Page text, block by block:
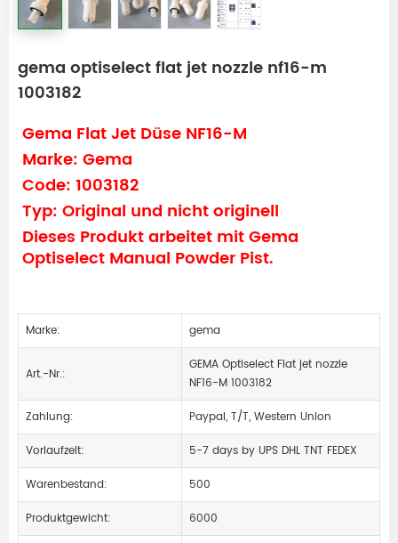
gema optiselect flat jet nozzle nf16-m
1003182
Gema Flat Jet Düse NF16-M
Marke: Gema
Code: 1003182
Typ: Original und nicht originell
Dieses Produkt arbeitet mit Gema
Optiselect Manual Powder Pist.
Marke: gema
Art.-Nr.:
GEMA Optiselect Flat jet nozzle
NF16-M 1003182
Zahlung:
Paypal, T/T, Western Union
Vorlaufzeit:
5-7 days by UPS DHL TNT FEDEX
Warenbestand:
500
Produktgewicht:
6000